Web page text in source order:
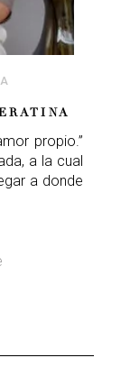
propio.”
a la cual
a donde